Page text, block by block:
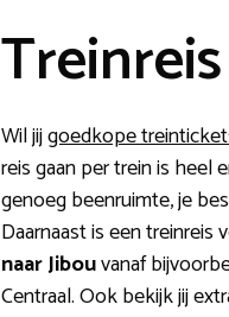
Wil jijgoedkope
reis gaan per trein is heel
genoeg beenruimte, je
Daarnaast is een
naar Jibouvanaf
Centraal. Ook bekijk jij